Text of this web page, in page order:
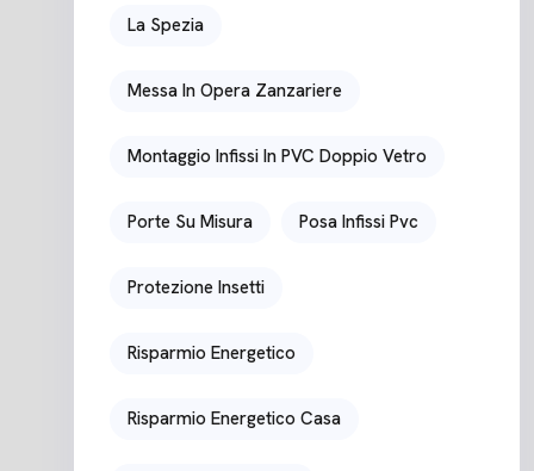
La Spezia
Messa In Opera Zanzariere
Montaggio Infissi In PVC Doppio Vetro
Porte Su Misura Posa Infissi Pvc
Protezione Insetti
Risparmio Energetico
Risparmio Energetico Casa